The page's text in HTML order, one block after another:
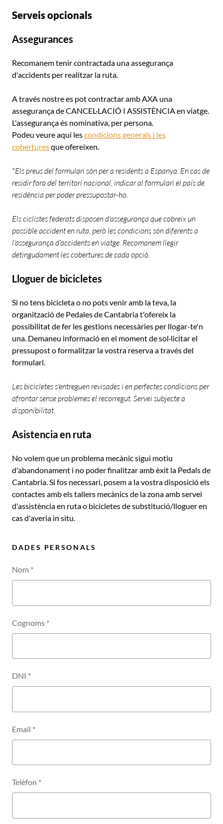
Serveis opcionals
Assegurances
Recomanem tenir contractada una assegurança
d'accidents per realitzar la ruta.
A través nostre es pot contractar amb AXA una
assegurança de CANCEL·LACIÓ I ASSISTÈNCIA en viatge.
L'assegurança és nominativa, per persona.
Podeu veure aquí lescondicions generals i les
coberturesque ofereixen.
*Els preus del formulari són per a residents a Espanya. En cas de
residir fora del territori nacional, indicar al formulari el país de
residència per poder pressupostar-ho.
Els ciclistes federats disposen d'assegurança que cobreix un
possible accident en ruta, però les condicions són diferents a
l'assegurança d'accidents en viatge. Recomanem llegir
detingudament les cobertures de cada opció.
Lloguer de bicicletes
Si no tens bicicleta o no pots venir amb la teva, la
organització de Pedales de Cantabria t'ofereix la
possibilitat de fer les gestions necessàries per llogar-te'n
una. Demaneu informació en el moment de sol·licitar el
pressupost o formalitzar la vostra reserva a través del
formulari.
Les bicicletes s'entreguen revisades i en perfectes condicions per
afrontar sense problemes el recorregut. Servei subjecte a
disponibilitat.
Asistencia en ruta
No volem que un problema mecànic sigui motiu
d'abandonament i no poder finalitzar amb èxit la Pedals de
Cantabria. Si fos necessari, posem a la vostra disposició els
contactes amb els tallers mecànics de la zona amb servei
d'assistència en ruta o bicicletes de substitució/lloguer en
cas d'averia in situ.
DADES PERSONALS
Nom *
Cognoms *
DNI *
Email *
Telèfon *